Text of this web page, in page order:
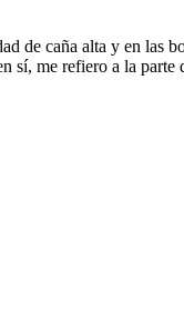
de caña alta y en las
sí, me refiero a la parte